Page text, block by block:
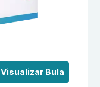
Visualizar Bula